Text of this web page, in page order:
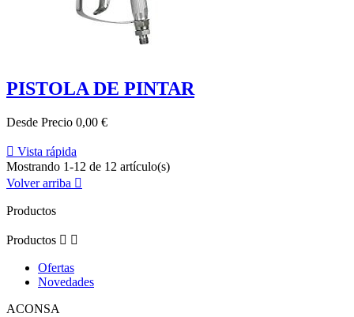
PISTOLA DE PINTAR
Desde Precio 0,00 €
 Vista rápida
Mostrando 1-12 de 12 artículo(s)
Volver arriba 
Productos
Productos  
Ofertas
Novedades
ACONSA